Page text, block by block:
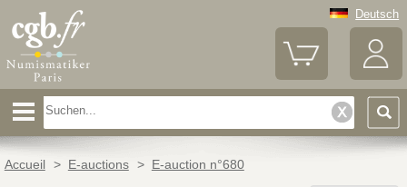
Deutsch
Accueil > E-auctions > E-auction n°680